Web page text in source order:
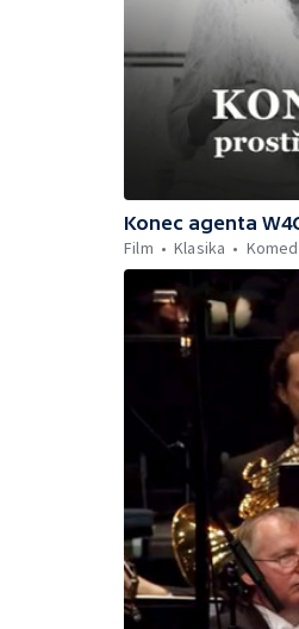
Konec agenta
Film
Klasika